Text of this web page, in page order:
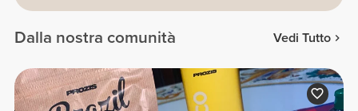
Dalla nostra comunità Vedi Tutto